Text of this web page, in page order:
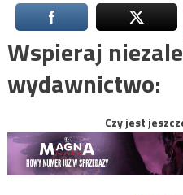
Wspieraj
wydawnictwo:
Czy jest